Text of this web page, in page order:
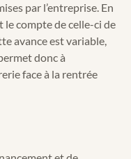
par l’entreprise. En
le compte de celle-ci de
avance est variable,
donc à
face à la rentrée